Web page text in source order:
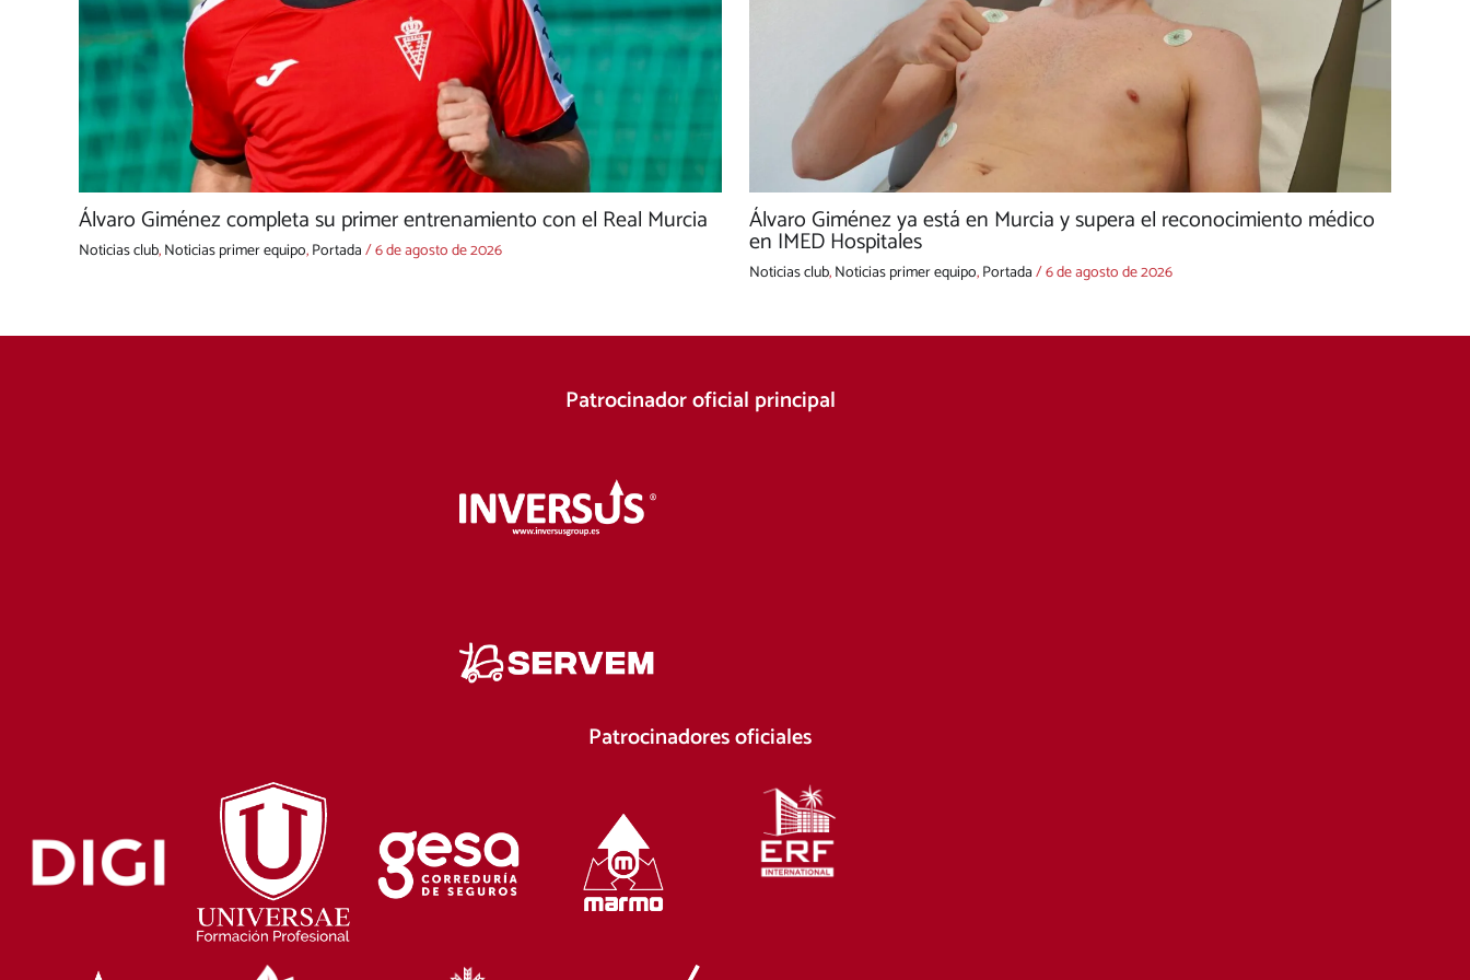
Álvaro Giménez completa su primer entrenamiento con el Real Murcia
Noticias club,Noticias primer equipo,Portada/6 de agosto de 2026
Álvaro Giménez ya está en Murcia y supera el reconocimiento médico
en IMED Hospitales
Noticias club,Noticias primer equipo,Portada/6 de agosto de 2026
Patrocinador oficial principal
Patrocinadores oficiales